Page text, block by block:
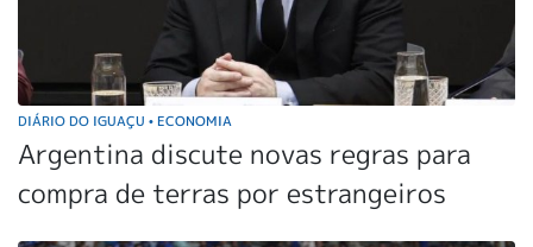
DIÁRIO DO IGUAÇU • ECONOMIA
Argentina discute novas regras para
compra de terras por estrangeiros